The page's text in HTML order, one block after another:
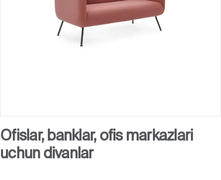
Ofislar, banklar, ofis markazlari
uchun divanlar